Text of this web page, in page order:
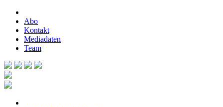
Abo
Kontakt
Mediadaten
Team